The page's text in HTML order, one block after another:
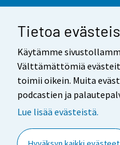
Tietoa
Käytämme
Välttämättömiä
toimii oikein. Muita
podcastien ja
Lue lisää evästeistä.
Yhteystiedot
Palaute
Käyttöehdot
Saavutettavuus